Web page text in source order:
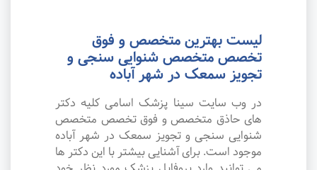
لیست بهترین متخصص و فوق
تخصص متخصص شنوایی سنجی و
تجویز سمعک در شهر آباده
در وب سایت سینا پزشک اسامی کلیه دکتر
های حاذق متخصص و فوق تخصص متخصص
شنوایی سنجی و تجویز سمعک در شهر آباده
موجود است. برای آشنایی بیشتر با این دکتر ها